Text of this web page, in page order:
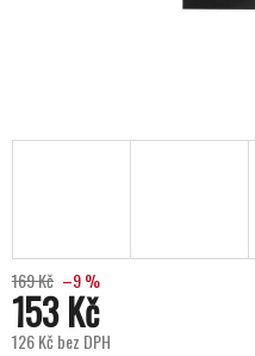
169 Kč –9 %
153 Kč
126 Kč bez DPH